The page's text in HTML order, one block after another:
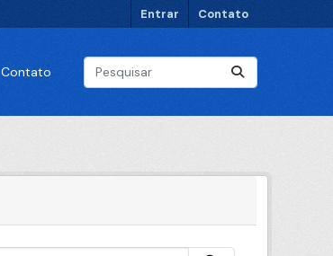
Entrar Contato
Contato